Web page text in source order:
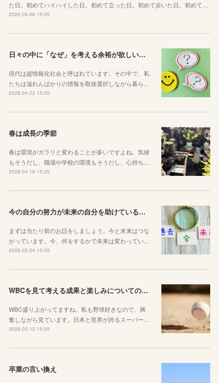
た日。初めてハイハイした日。初めて立った日。初めて歩いた日。初めて…
2026.05.06 15:05
日々の中に「なぜ」を考える余裕が欲しい子どもたちへ
現代は超情報化社会と呼ばれています。その中で、私
たちは溢れんばかりの情報を取捨選択しながら暮ら…
2026.04.22 15:05
春は成長の季節
春は環境がガラリと変わることが多いですよね。気候
もそうだし、職場や学校の環境もそうだし、心持ち…
2026.04.16 15:05
今の自分の努力が未来の自分を助けているという感覚を持とう！
まずは当たり前のお話をしましょう。今と未来はつな
がっています。今、何をするかで未来は変わってい…
2026.03.24 15:05
WBCを見て考える成果と楽しみについてのお話
WBC盛り上がってますね。私も野球好きなので、興
奮しながら見ています。日本と世界が誇るスーパー…
2026.03.12 15:05
卒業の言い換え